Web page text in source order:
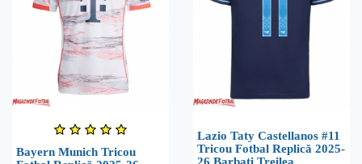
Bayern Munich Tricou
Lazio Taty Castellanos #11
Tricou Fotbal Replică 2025-